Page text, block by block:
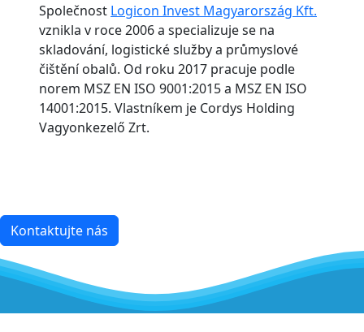
Společnost Logicon Invest Magyarország Kft.
vznikla v roce 2006 a specializuje se na
skladování, logistické služby a průmyslové
čištění obalů. Od roku 2017 pracuje podle
norem MSZ EN ISO 9001:2015 a MSZ EN ISO
14001:2015. Vlastníkem je Cordys Holding
Vagyonkezelő Zrt.
Kontaktujte nás